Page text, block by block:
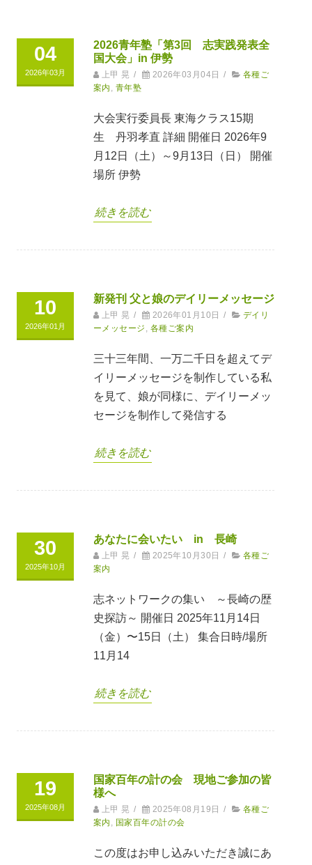
04
2026年03月
2026青年塾「第3回 志実践発表全
国大会」in 伊勢
上甲 晃 / 2026年03月04日 /
各種ご
案内
青年塾
大会実行委員長 東海クラス15期
生 丹羽孝直 詳細 開催日 2026年9
月12日（土）～9月13日（日） 開催
場所 伊勢
続きを読む
10
2026年01月
新発刊 父と娘のデイリーメッセージ
上甲 晃 / 2026年01月10日 /
デイリ
ーメッセージ
各種ご案内
三十三年間、一万二千日を超えてデ
イリーメッセージを制作している私
を見て、娘が同様に、デイリーメッ
セージを制作して発信する
続きを読む
30
2025年10月
あなたに会いたい in 長崎
上甲 晃 / 2025年10月30日 /
各種ご
案内
志ネットワークの集い ～長崎の歴
史探訪～ 開催日 2025年11月14日
（金）〜15日（土） 集合日時/場所
11月14
続きを読む
19
2025年08月
国家百年の計の会 現地ご参加の皆
様へ
上甲 晃 / 2025年08月19日 /
各種ご
案内
国家百年の計の会
この度はお申し込みいただき誠にあ